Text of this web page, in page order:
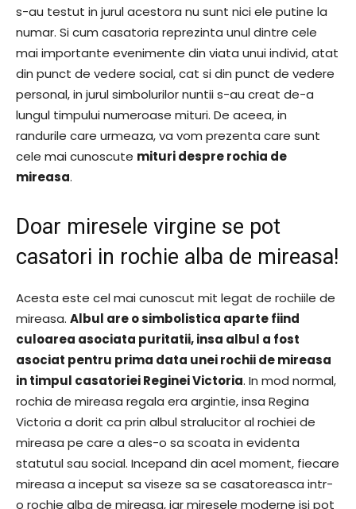
s-au testut in jurul acestora nu sunt nici ele putine la
numar. Si cum casatoria reprezinta unul dintre cele
mai importante evenimente din viata unui individ, atat
din punct de vedere social, cat si din punct de vedere
personal, in jurul simbolurilor nuntii s-au creat de-a
lungul timpului numeroase mituri. De aceea, in
randurile care urmeaza, va vom prezenta care sunt
cele mai cunoscute mituri despre rochia de
mireasa.
Doar miresele virgine se pot
casatori in rochie alba de mireasa!
Acesta este cel mai cunoscut mit legat de rochiile de
mireasa. Albul are o simbolistica aparte fiind
culoarea asociata puritatii, insa albul a fost
asociat pentru prima data unei rochii de mireasa
in timpul casatoriei Reginei Victoria. In mod normal,
rochia de mireasa regala era argintie, insa Regina
Victoria a dorit ca prin albul stralucitor al rochiei de
mireasa pe care a ales-o sa scoata in evidenta
statutul sau social. Incepand din acel moment, fiecare
mireasa a inceput sa viseze sa se casatoreasca intr-
o rochie alba de mireasa, iar miresele moderne isi pot